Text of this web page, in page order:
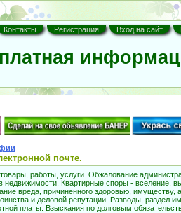
Контакты Регистрация Вход на сайт
почте.
работы, услуги. Обжалование
недвижимости. Квартирные споры - вселение,
вреда, причиненного здоровью,
и деловой репутации. Разводы,
платы. Взыскания по долговым